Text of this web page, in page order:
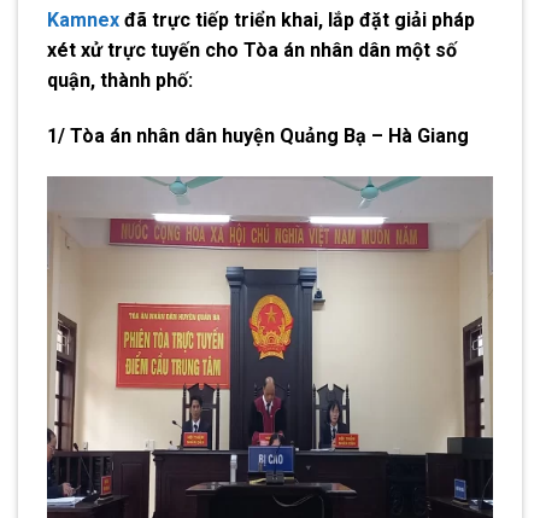
Kamnex đã trực tiếp triển khai, lắp đặt giải pháp
xét xử trực tuyến cho Tòa án nhân dân một số
quận, thành phố:
1/ Tòa án nhân dân huyện Quảng Bạ – Hà Giang